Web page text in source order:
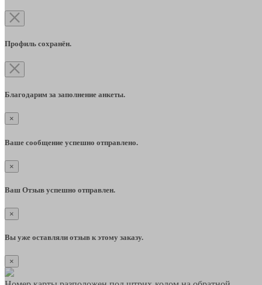
Профиль сохранён.
Благодарим за заполнение анкеты.
×
Ваше сообщение успешно отправлено.
×
Ваш Отзыв успешно отправлен.
×
Вы уже оставляли отзыв к этому заказу.
×